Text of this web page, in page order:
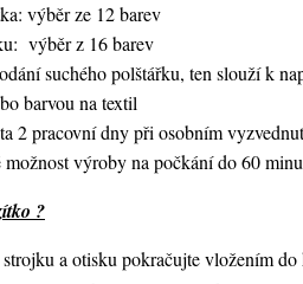
výběr ze 12 barev
výběr z 16 barev
suchého polštářku, ten slouží k
barvou na textil
2 pracovní dny při osobním
možnost výroby na počkání do 60
?
a otisku pokračujte vložením